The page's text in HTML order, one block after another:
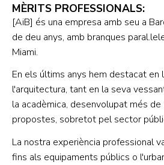
MÈRITS PROFESSIONALS:
[AiB] és una empresa amb seu a
de deu anys, amb branques
Miami.
En els últims anys hem destacat en
l'arquitectura, tant en la seva
la acadèmica, desenvolupat més
propostes, sobretot pel sector
La nostra experiència professional
fins als equipaments públics o